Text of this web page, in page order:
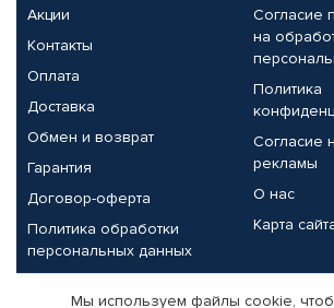
Акции
Контакты
Оплата
Доставка
Обмен и возврат
Гарантия
Договор-оферта
Политика обработки
персональных данных
Согласие
на
Политика
Согласие
рекламы
О нас
Карта
Партнерам
Мы используем файлы cookie,